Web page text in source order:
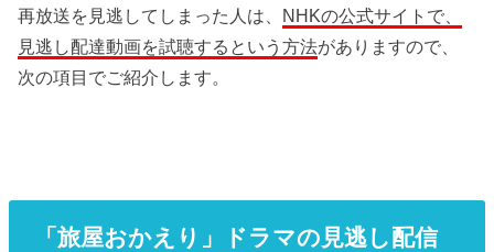
再放送を見逃してしまった人は、 NHKの公式サイトで、
見逃し配達動画を試聴するという方法がありますので、
次の項目でご紹介します。
「旅屋おかえり」ドラマの見逃し配信